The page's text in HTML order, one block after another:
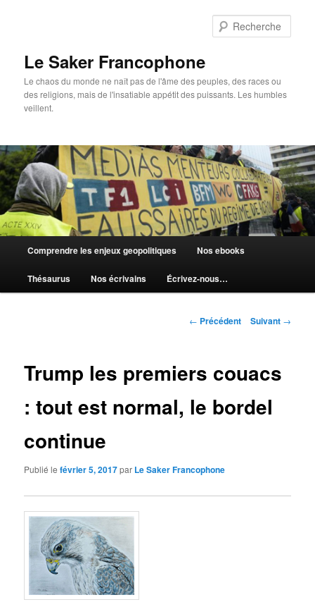
Le Saker Francophone
Le chaos du monde ne naît pas de l'âme des peuples, des races ou
des religions, mais de l'insatiable appétit des puissants. Les humbles
veillent.
Comprendre les enjeux geopolitiques Nos ebooks
Thésaurus Nos écrivains Écrivez-nous…
Navigation
← Précédent Suivant →
Trump les premiers couacs
: tout est normal, le bordel
continue
Publié lefévrier 5, 2017par Le Saker Francophone